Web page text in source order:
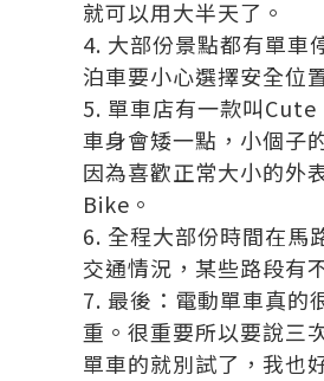
就可以用大半天了。
大部份景點都有單車
泊車要小心選擇安全位
單車店有一款叫Cute
車身會矮一點，小個子
因為喜歡正常大小的外
Bike。
全程大部份時間在馬
交通情況，某些路段有
最後：電動單車真的
重。很重要所以要說三
單車的就別試了，我也